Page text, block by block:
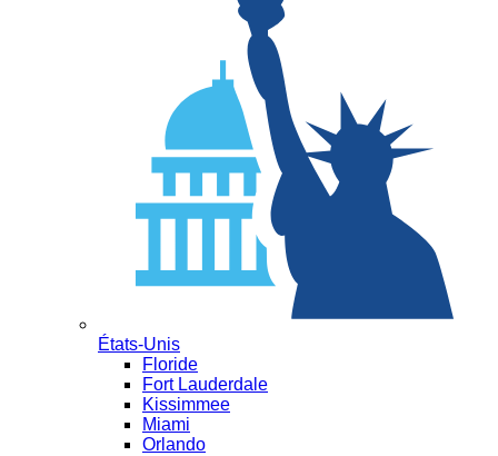
États-Unis
Floride
Fort Lauderdale
Kissimmee
Miami
Orlando